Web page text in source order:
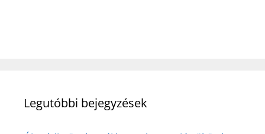
Legutóbbi bejegyzések